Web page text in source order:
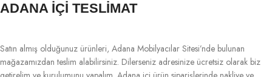
ADANA İÇİ TESLİMAT
Satın almış olduğunuz ürünleri, Adana Mobilyacılar Sitesi’nde bulunan
mağazamızdan teslim alabilirsiniz. Dilerseniz adresinize ücretsiz olarak biz